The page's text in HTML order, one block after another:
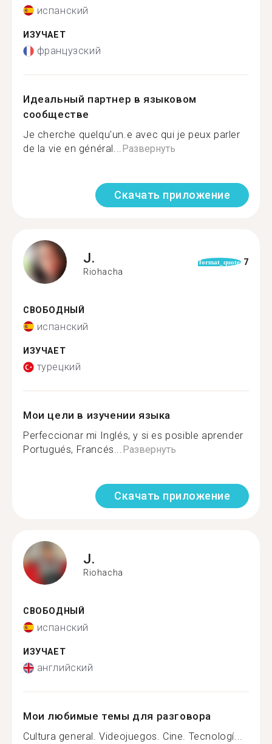
испанский
ИЗУЧАЕТ
французский
Идеальный партнер в языковом
сообществе
Je cherche quelqu'un.e avec qui je peux parler
de la vie en général...Развернуть
Скачать приложение
J.
Riohacha
format_quote 7
СВОБОДНЫЙ
испанский
ИЗУЧАЕТ
турецкий
Мои цели в изучении языка
Perfeccionar mi Inglés, y si es posible aprender
Portugués, Francés...Развернуть
Скачать приложение
J.
Riohacha
СВОБОДНЫЙ
испанский
ИЗУЧАЕТ
английский
Мои любимые темы для разговора
Cultura general. Videojuegos. Cine. Tecnologí...